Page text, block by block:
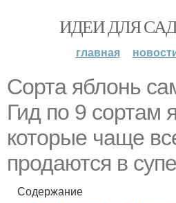
ИДЕИ ДЛЯ
главная
Сорта яблонь
Гид по 9 сортам
которые чаще
продаются в
Содержание